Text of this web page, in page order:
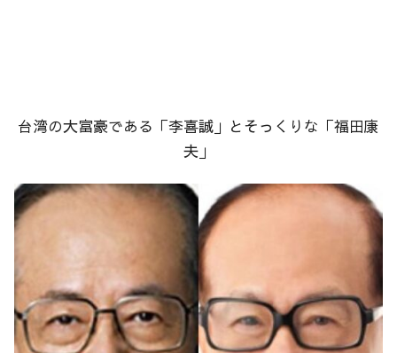
台湾の大富豪である「李喜誠」とそっくりな「福田康
夫」